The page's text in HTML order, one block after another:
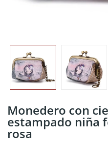
Monedero con
estampado niña
rosa